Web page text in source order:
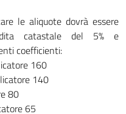
le aliquote dovrà essere
catastale del 5% e
coefficienti:
160
140
80
65